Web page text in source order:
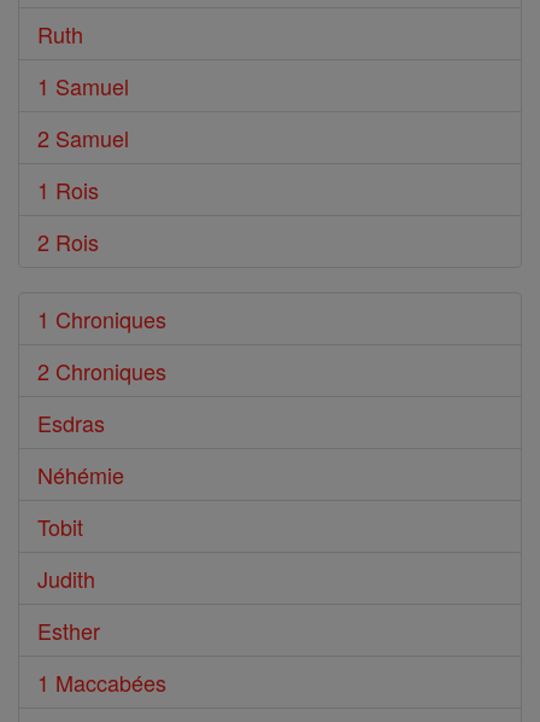
Ruth
1 Samuel
2 Samuel
1 Rois
2 Rois
1 Chroniques
2 Chroniques
Esdras
Néhémie
Tobit
Judith
Esther
1 Maccabées